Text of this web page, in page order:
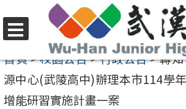
至
要
內
選
單
首頁>校園公告>行政公告>轉
源中心(武陵高中)辦理本市114學
增能研習實施計畫一案